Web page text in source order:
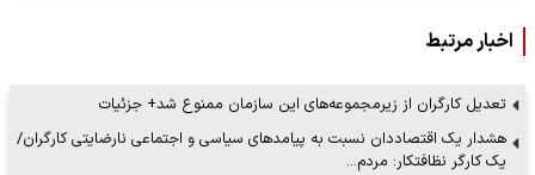
اخبار مرتبط
تعدیل کارگران از زیرمجموعه‌های این سازمان ممنوع شد+ جزئیات
هشدار یک اقتصاددان نسبت به پیامدهای سیاسی و اجتماعی نارضایتی کارگران/
یک کارگر نظافتکار: مردم…